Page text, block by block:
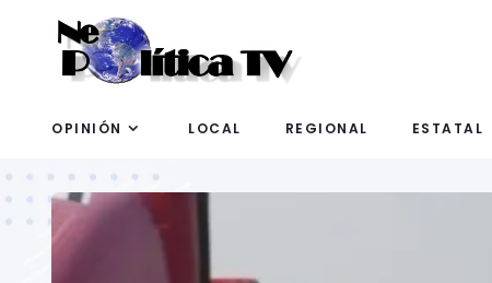
OPINIÓN LOCAL REGIONAL ESTATAL